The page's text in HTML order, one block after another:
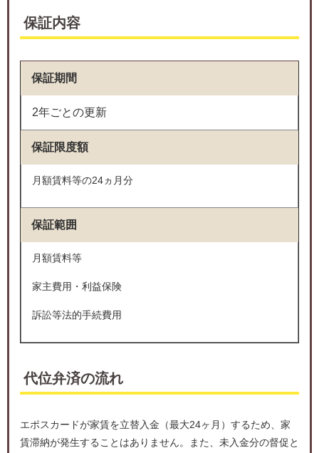
保証内容
保証期間
2年ごとの更新
保証限度額
月額賃料等の24ヵ月分
保証範囲
月額賃料等
家主費用・利益保険
訴訟等法的手続費用
代位弁済の流れ
エポスカードが家賃を立替入金（最大24ヶ月）するため、家
賃滞納が発生することはありません。また、未入金分の督促と